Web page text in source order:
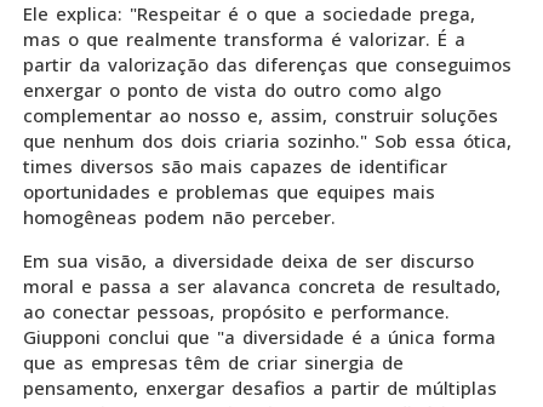
Ele explica: "Respeitar é o que a sociedade prega,
mas o que realmente transforma é valorizar. É a
partir da valorização das diferenças que conseguimos
enxergar o ponto de vista do outro como algo
complementar ao nosso e, assim, construir soluções
que nenhum dos dois criaria sozinho." Sob essa ótica,
times diversos são mais capazes de identificar
oportunidades e problemas que equipes mais
homogêneas podem não perceber.
Em sua visão, a diversidade deixa de ser discurso
moral e passa a ser alavanca concreta de resultado,
ao conectar pessoas, propósito e performance.
Giupponi conclui que "a diversidade é a única forma
que as empresas têm de criar sinergia de
pensamento, enxergar desafios a partir de múltiplas